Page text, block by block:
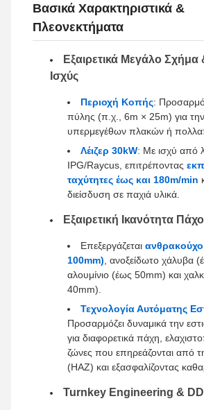
Βασικά Χαρακτηριστικά &
Πλεονεκτήματα
Εξαιρετικά Μεγάλο
Ισχύς
Περιοχή Κοπής:
πύλης (π.χ., 6m × 25m) για
υπερμεγέθων πλακών ή
Λέιζερ 30kW: Με ισχύ από
IPG/Raycus, επιτρέποντας
ταχύτητες έως και 180m/min
διείσδυση σε παχιά υλικά.
Εξαιρετική Ικανότητα
Επεξεργάζεται
100mm) , ανοξείδωτο χάλυβα
αλουμίνιο (έως 50mm) και
40mm).
Τεχνολογία Αυτόματης
Προσαρμόζει δυναμικά την
για διαφορετικά πάχη,
ζώνες που επηρεάζονται από
(HAZ) και εξασφαλίζοντας
Turnkey Engineering &